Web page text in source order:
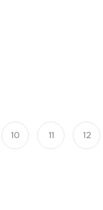
10 11 12